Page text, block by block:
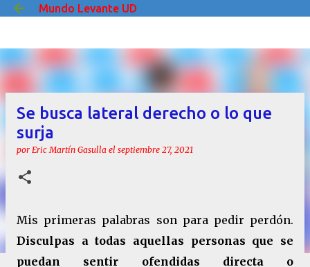
Ir al contenido principal
Mundo Levante UD
Se busca lateral derecho o lo que
surja
por Eric Martín Gasulla el septiembre 27, 2021
Mis primeras palabras son para pedir perdón.
Disculpas a todas aquellas personas que se
puedan sentir ofendidas directa o